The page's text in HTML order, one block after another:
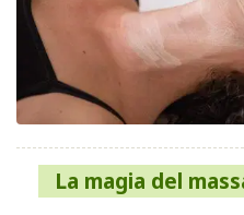
Navigazione
articoli
La magia del